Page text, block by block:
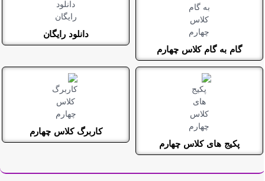
گام به گام کلاس چهارم
دانلود رایگان
پکیج های کلاس چهارم
کاربرگ کلاس چهارم